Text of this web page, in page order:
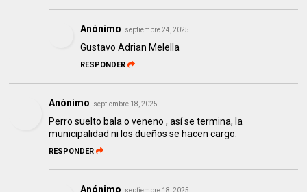
Anónimo septiembre 24, 2025
Gustavo Adrian Melella
RESPONDER
Anónimo septiembre 18, 2025
Perro suelto bala o veneno , así se termina, la
municipalidad ni los dueños se hacen cargo.
RESPONDER
Anónimo